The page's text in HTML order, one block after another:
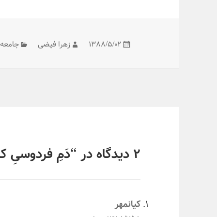
در
۱۳۸۸/۵/۰۲ مؤلف
زهرا فیضی دسته‌ها
جامعه
۲ دیدگاه در “دَمِ فردوسیِ کره‌ای ها گرم”
کیانمهر